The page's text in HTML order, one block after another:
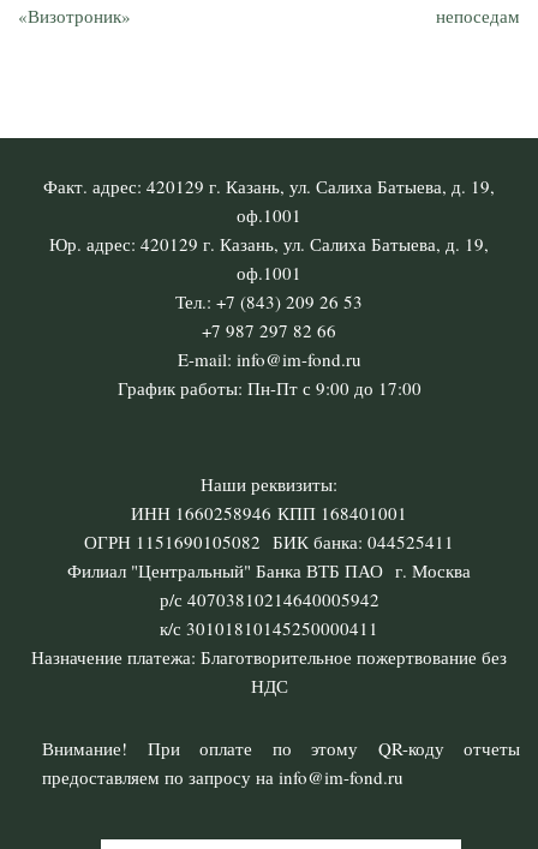
«Визотроник»
непоседам
Факт. адрес: 420129 г. Казань, ул. Салиха Батыева, д. 19,
оф.1001
Юр. адрес: 420129 г. Казань, ул. Салиха Батыева, д. 19,
оф.1001
Тел.: +7 (843) 209 26 53
+7 987 297 82 66
E-mail: info@im-fond.ru
График работы: Пн-Пт с 9:00 до 17:00
Наши реквизиты:
ИНН 1660258946 КПП 168401001
ОГРН 1151690105082 БИК банка: 044525411
Филиал "Центральный" Банка ВТБ ПАО г. Москва
р/с 40703810214640005942
к/с 30101810145250000411
Назначение платежа: Благотворительное пожертвование без
НДС
Внимание! При оплате по этому QR-коду отчеты
предоставляем по запросу на info@im-fond.ru